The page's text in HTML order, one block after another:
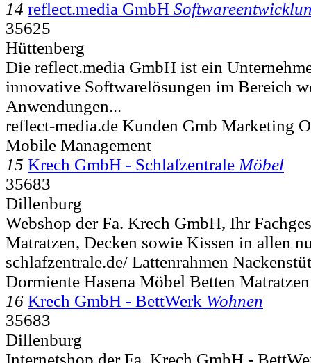
14 reflect.media GmbH
35625
Hüttenberg
Die reflect.media GmbH ist ein
innovative Softwarelösungen im Bereich
Anwendungen...
reflect-media.de Kunden Gmb Marketing
Mobile Management
15 Krech GmbH - Schlafzentrale Möbel
35683
Dillenburg
Webshop der Fa. Krech GmbH, Ihr
Matratzen, Decken sowie Kissen in allen
schlafzentrale.de/ Lattenrahmen
Dormiente Hasena Möbel Betten Matratzen
16 Krech GmbH - BettWerk Wohnen
35683
Dillenburg
Internetshop der Fa. Krech GmbH -